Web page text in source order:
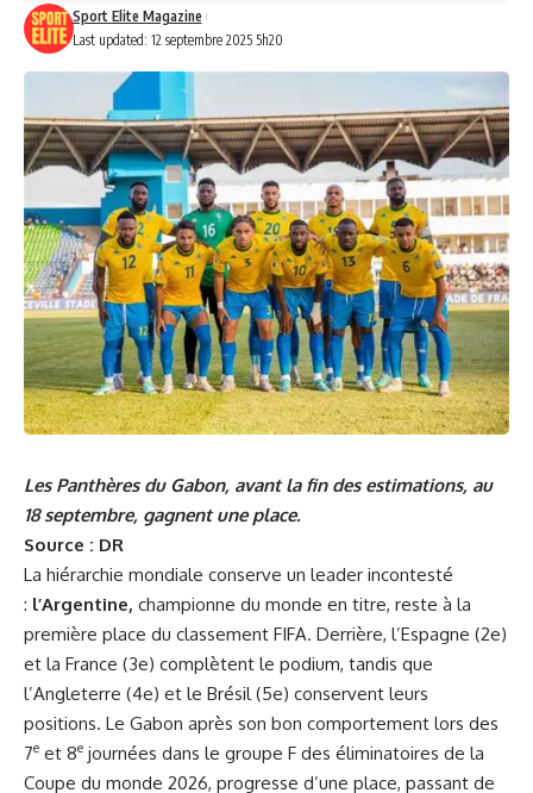
Last updated: 12 septembre 2025 5h20
Sport Elite Magazine
Les Panthères du Gabon, avant la fin des estimations, au
18 septembre, gagnent une place.
Source : DR
La hiérarchie mondiale conserve un leader incontesté
: l’Argentine, championne du monde en titre, reste à la
première place du classement FIFA. Derrière, l’Espagne (2e)
et la France (3e) complètent le podium, tandis que
l’Angleterre (4e) et le Brésil (5e) conservent leurs
positions. Le Gabon après son bon comportement lors des
7e et 8e journées dans le groupe F des éliminatoires de la
Coupe du monde 2026, progresse d’une place, passant de